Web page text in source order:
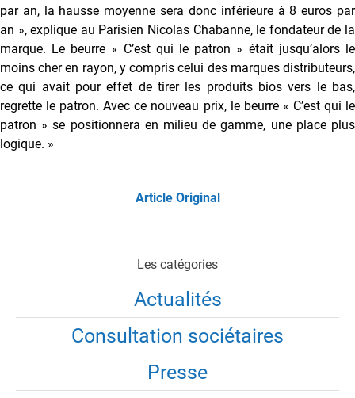
par an, la hausse moyenne sera donc inférieure à 8 euros par
an », explique au Parisien Nicolas Chabanne, le fondateur de la
marque. Le beurre « C’est qui le patron » était jusqu’alors le
moins cher en rayon, y compris celui des marques distributeurs,
ce qui avait pour effet de tirer les produits bios vers le bas,
regrette le patron. Avec ce nouveau prix, le beurre « C’est qui le
patron » se positionnera en milieu de gamme, une place plus
logique. »
Article Original
Les catégories
Actualités
Consultation sociétaires
Presse